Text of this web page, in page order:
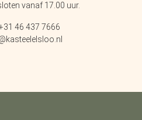
vanaf 17.00 uur.
46 437 7666